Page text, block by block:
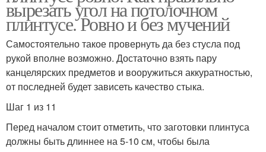
вырезать угол на потолочном
плинтусе. Ровно и без мучений
Самостоятельно такое провернуть да без стусла под
рукой вполне возможно. Достаточно взять пару
канцелярских предметов и вооружиться аккуратностью,
от последней будет зависеть качество стыка.
Шаг 1 из 11
Перед началом стоит отметить, что заготовки плинтуса
должны быть длиннее на 5-10 см, чтобы была